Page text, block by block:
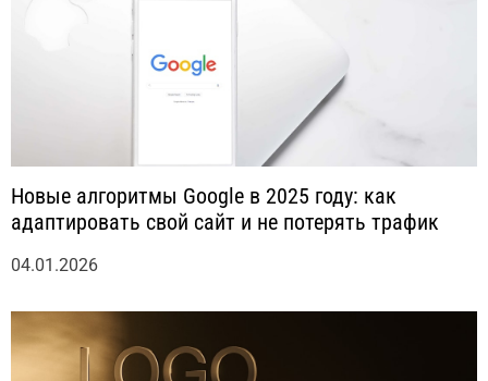
Новые алгоритмы Google в 2025 году: как
адаптировать свой сайт и не потерять трафик
04.01.2026